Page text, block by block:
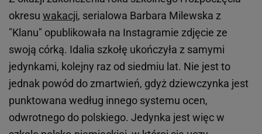
okresu wakacji, serialowa Barbara Milewska z
"Klanu" opublikowała na Instagramie zdjęcie ze
swoją córką. Idalia szkołę ukończyła z samymi
jedynkami, kolejny raz od siedmiu lat. Nie jest to
jednak powód do zmartwień, gdyż dziewczynka jest
punktowana według innego systemu ocen,
odwrotnego do polskiego. Jedynka jest więc w